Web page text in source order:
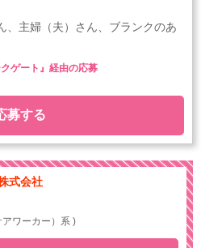
主婦（夫）さん、ブランクのあ
募する
クゲート』経由の応募
式会社
ワーカー）系 )